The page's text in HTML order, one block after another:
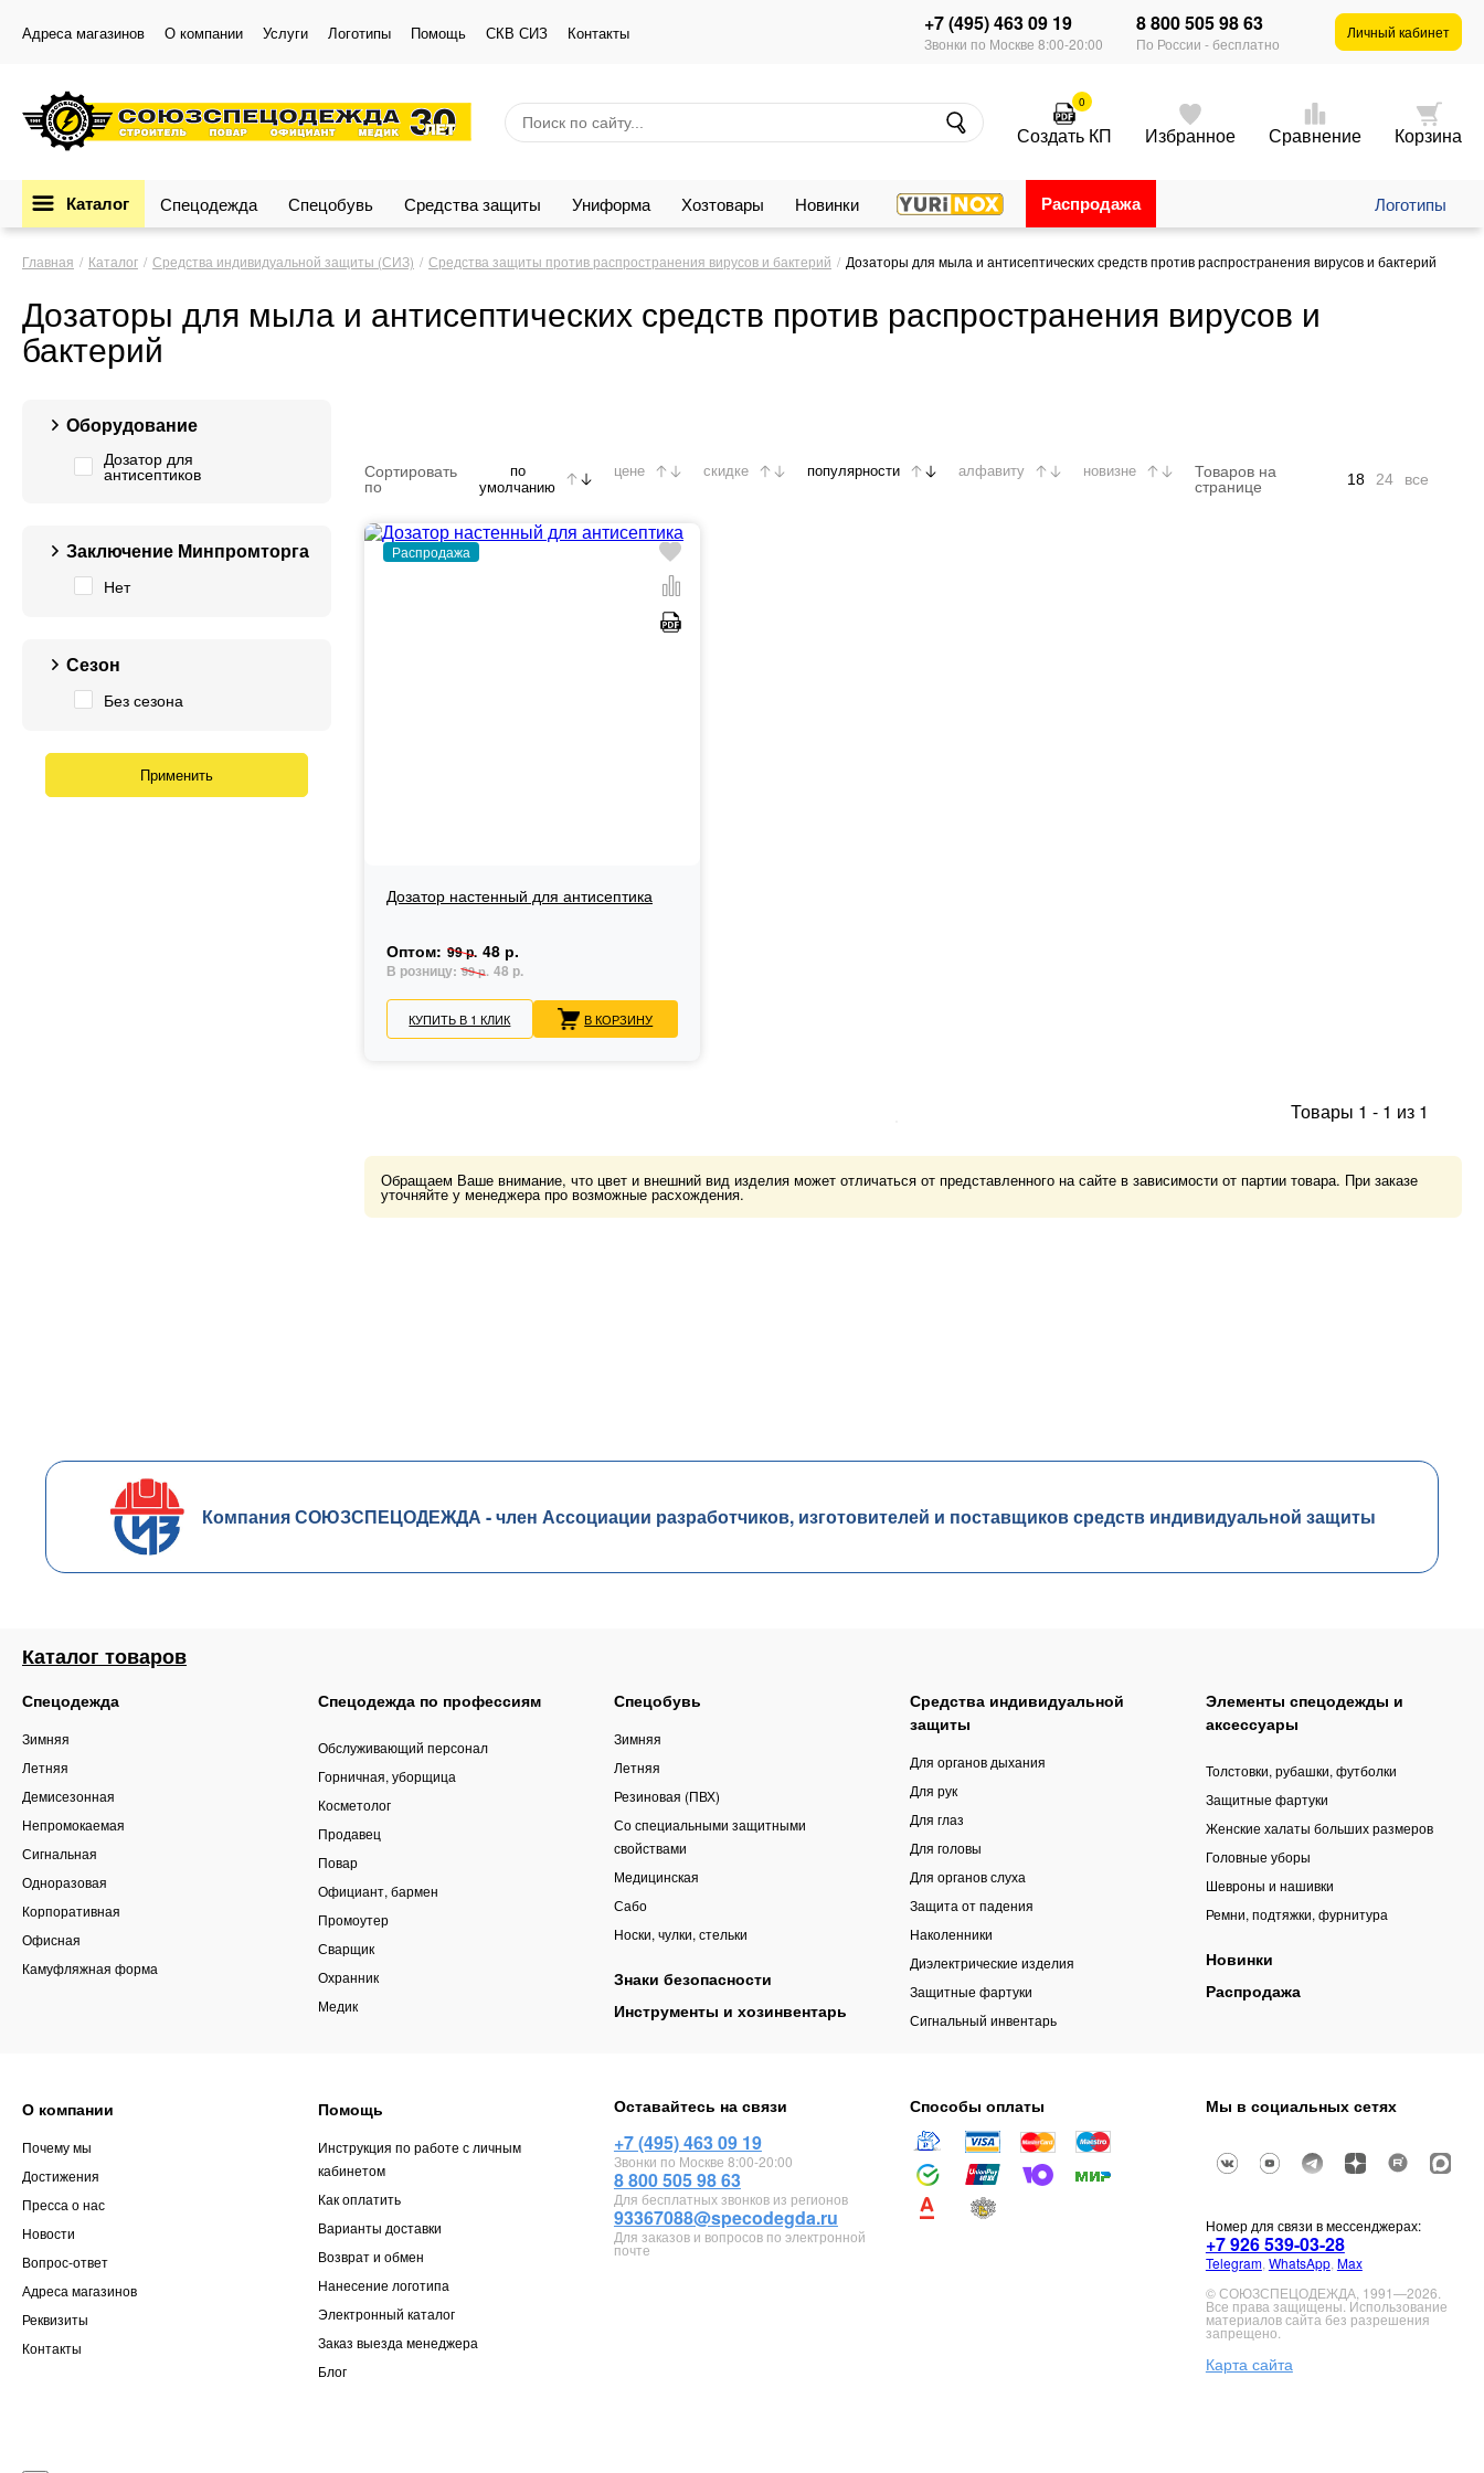
Адреса магазинов О компании Услуги Логотипы Помощь СКВ СИЗ Контакты +7 (495) 463 09 19
Звонки по Москве 8:00-20:00
8 800 505 98 63
По России - бесплатно
Личный кабинет
0
Создать КП Избранное Сравнение Корзина
Каталог Спецодежда Спецобувь Средства защиты Униформа Хозтовары Новинки Распродажа Логотипы
Главная Каталог Средства индивидуальной защиты (СИЗ) Средства защиты против распространения вирусов и бактерий Дозаторы для мыла и антисептических средств против распространения вирусов и бактерий
Дозаторы для мыла и антисептических средств против распространения вирусов и
бактерий
Оборудование
Дозатор для
антисептиков
Заключение Минпромторга
Нет
Сезон
Без сезона
Сортировать
по
по
умолчанию
цене скидке популярности алфавиту новизне Товаров на
странице 18 24 все
Распродажа
Дозатор настенный для антисептика
Оптом: 99 р. 48 р.
В розницу: 99 р. 48 р.
КУПИТЬ В 1 КЛИК В КОРЗИНУ
Товары 1 - 1 из 1
Обращаем Ваше внимание, что цвет и внешний вид изделия может отличаться от представленного на сайте в зависимости от партии товара. При заказе
уточняйте у менеджера про возможные расхождения.
Компания СОЮЗСПЕЦОДЕЖДА - член Ассоциации разработчиков, изготовителей и поставщиков средств индивидуальной защиты
Каталог товаров
Спецодежда
Зимняя
Летняя
Демисезонная
Непромокаемая
Сигнальная
Одноразовая
Корпоративная
Офисная
Камуфляжная форма
Спецодежда по профессиям
Обслуживающий персонал
Горничная, уборщица
Косметолог
Продавец
Повар
Официант, бармен
Промоутер
Сварщик
Охранник
Медик
Спецобувь
Зимняя
Летняя
Резиновая (ПВХ)
Со специальными защитными
свойствами
Медицинская
Сабо
Носки, чулки, стельки
Знаки безопасности
Инструменты и хозинвентарь
Средства индивидуальной
защиты
Для органов дыхания
Для рук
Для глаз
Для головы
Для органов слуха
Защита от падения
Наколенники
Диэлектрические изделия
Защитные фартуки
Сигнальный инвентарь
Элементы спецодежды и
аксессуары
Толстовки, рубашки, футболки
Защитные фартуки
Женские халаты больших размеров
Головные уборы
Шевроны и нашивки
Ремни, подтяжки, фурнитура
Новинки
Распродажа
О компании
Почему мы
Достижения
Пресса о нас
Новости
Вопрос-ответ
Адреса магазинов
Реквизиты
Контакты
Помощь
Инструкция по работе с личным
кабинетом
Как оплатить
Варианты доставки
Возврат и обмен
Нанесение логотипа
Электронный каталог
Заказ выезда менеджера
Блог
Оставайтесь на связи
+7 (495) 463 09 19
Звонки по Москве 8:00-20:00
8 800 505 98 63
Для бесплатных звонков из регионов
93367088@specodegda.ru
Для заказов и вопросов по электронной
почте
Способы оплаты Мы в социальных сетях
Номер для связи в мессенджерах:
+7 926 539-03-28
Telegram, WhatsApp, Max
© СОЮЗСПЕЦОДЕЖДА, 1991—2026.
Все права защищены. Использование
материалов сайта без разрешения
запрещено.
Карта сайта
×